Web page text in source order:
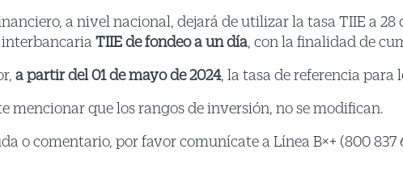
a nivel nacional, dejará de utilizar la tasa TIIE a
TIIE de fondeo a un día, con la finalidad de
a partir del 01 de mayo de 2024, la tasa de referencia para
mencionar que los rangos de inversión, no se modifican.
o comentario, por favor comunícate a Línea B×+ (800 837